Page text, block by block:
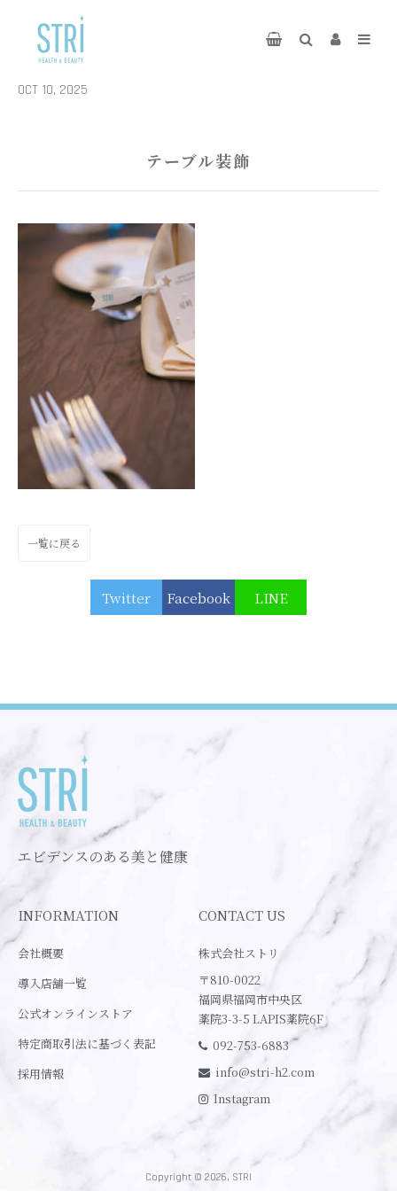
OCT 10, 2025
テーブル装飾
一覧に戻る
Twitter Facebook LINE
エビデンスのある美と健康
INFORMATION
会社概要
導入店舗一覧
公式オンラインストア
特定商取引法に基づく表記
採用情報
CONTACT US
株式会社ストリ
〒810-0022
福岡県福岡市中央区
薬院3-3-5 LAPIS薬院6F
092-753-6883
info@stri-h2.com
Instagram
Copyright © 2026, STRI